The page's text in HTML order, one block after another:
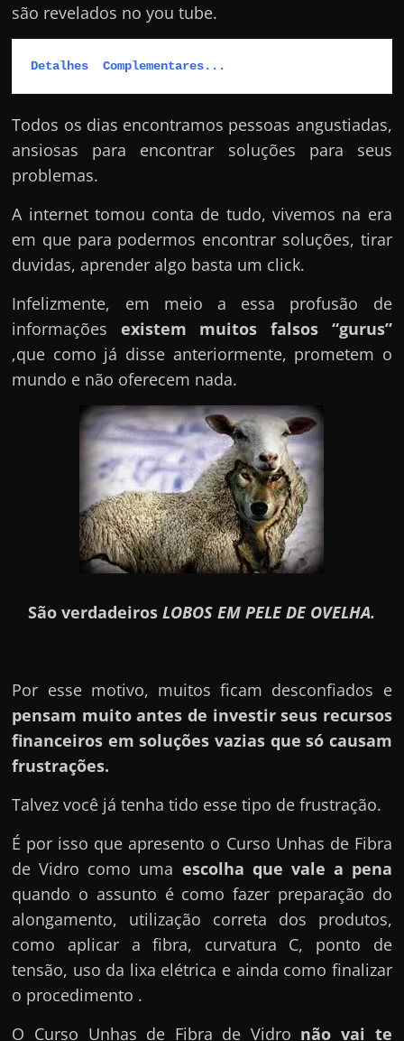
são revelados no you tube.
Detalhes  Complementares...
Todos os dias encontramos pessoas angustiadas,
ansiosas para encontrar soluções para seus
problemas.
A internet tomou conta de tudo, vivemos na era
em que para podermos encontrar soluções, tirar
duvidas, aprender algo basta um click.
Infelizmente, em meio a essa profusão de
informações existem muitos falsos “gurus”
,que como já disse anteriormente, prometem o
mundo e não oferecem nada.
São verdadeirosLOBOS EM PELE DE OVELHA.
Por esse motivo, muitos ficam desconfiados e
pensam muito antes de investir seus recursos
financeiros em soluções vazias que só causam
frustrações.
Talvez você já tenha tido esse tipo de frustração.
É por isso que apresento o Curso Unhas de Fibra
de Vidro como uma escolha que vale a pena
quando o assunto é como fazer preparação do
alongamento, utilização correta dos produtos,
como aplicar a fibra, curvatura C, ponto de
tensão, uso da lixa elétrica e ainda como finalizar
o procedimento .
O Curso Unhas de Fibra de Vidro não vai te